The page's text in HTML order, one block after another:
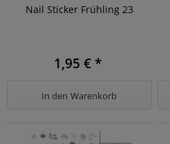
Nail Sticker Frühling 23
1,95 € *
In den Warenkorb